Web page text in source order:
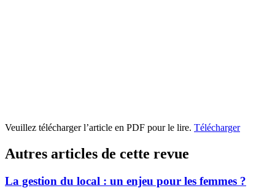
Veuillez télécharger l’article en PDF pour le lire. Télécharger
Autres articles de cette revue
La gestion du local : un enjeu pour les femmes ?